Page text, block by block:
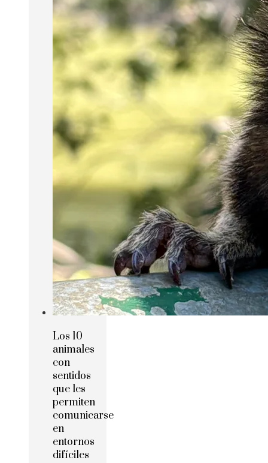
Los 10
animales
con
sentidos
que les
permiten
comunicarse
en
entornos
difíciles